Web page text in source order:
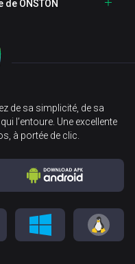
ONSTON
de sa simplicité, de sa
l’entoure. Une excellente
à portée de clic.